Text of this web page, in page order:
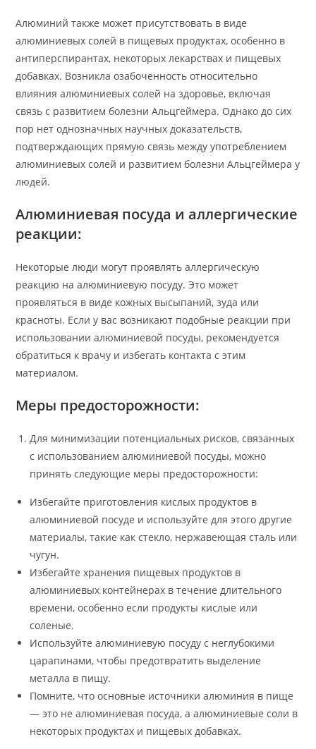
Алюминий также может присутствовать в виде
алюминиевых солей в пищевых продуктах, особенно в
антиперспирантах, некоторых лекарствах и пищевых
добавках. Возникла озабоченность относительно
влияния алюминиевых солей на здоровье, включая
связь с развитием болезни Альцгеймера. Однако до сих
пор нет однозначных научных доказательств,
подтверждающих прямую связь между употреблением
алюминиевых солей и развитием болезни Альцгеймера у
людей.
Алюминиевая посуда и аллергические
реакции:
Некоторые люди могут проявлять аллергическую
реакцию на алюминиевую посуду. Это может
проявляться в виде кожных высыпаний, зуда или
красноты. Если у вас возникают подобные реакции при
использовании алюминиевой посуды, рекомендуется
обратиться к врачу и избегать контакта с этим
материалом.
Меры предосторожности:
Для минимизации потенциальных рисков, связанных
с использованием алюминиевой посуды, можно
принять следующие меры предосторожности:
Избегайте приготовления кислых продуктов в
алюминиевой посуде и используйте для этого другие
материалы, такие как стекло, нержавеющая сталь или
чугун.
Избегайте хранения пищевых продуктов в
алюминиевых контейнерах в течение длительного
времени, особенно если продукты кислые или
соленые.
Используйте алюминиевую посуду с неглубокими
царапинами, чтобы предотвратить выделение
металла в пищу.
Помните, что основные источники алюминия в пище
— это не алюминиевая посуда, а алюминиевые соли в
некоторых продуктах и пищевых добавках.